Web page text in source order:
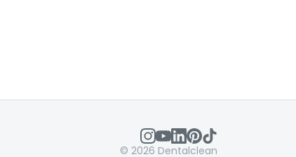
© 2026 Dentalclean